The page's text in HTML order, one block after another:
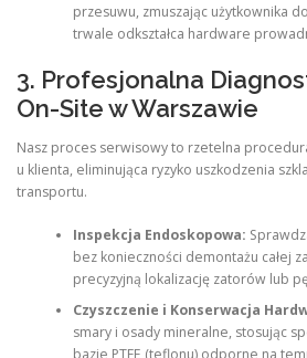
przesuwu, zmuszając użytkownika
trwale odkształca hardware
3. Profesjonalna
On-Site w Warszawie
Nasz proces serwisowy to rzetelna
u klienta, eliminująca ryzyko uszkodzenia
transportu.
Inspekcja Endoskopowa:
bez konieczności demontażu całej
precyzyjną lokalizację zatorów lub
Czyszczenie i Konserwacja
smary i osady mineralne, stosując
bazie PTFE (teflonu) odporne na